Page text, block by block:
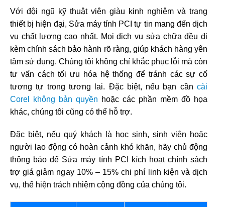
Với đội ngũ kỹ thuật viên giàu kinh nghiệm và trang
thiết bị hiện đại, Sửa máy tính PCI tự tin mang đến dịch
vụ chất lượng cao nhất. Mọi dịch vụ sửa chữa đều đi
kèm chính sách bảo hành rõ ràng, giúp khách hàng yên
tâm sử dụng. Chúng tôi không chỉ khắc phục lỗi mà còn
tư vấn cách tối ưu hóa hệ thống để tránh các sự cố
tương tự trong tương lai. Đặc biệt, nếu bạn cần cài
Corel không bản quyền hoặc các phần mềm đồ họa
khác, chúng tôi cũng có thể hỗ trợ.
Đặc biệt, nếu quý khách là học sinh, sinh viên hoặc
người lao động có hoàn cảnh khó khăn, hãy chủ động
thông báo để Sửa máy tính PCI kích hoạt chính sách
trợ giá giảm ngay 10% – 15% chi phí linh kiện và dịch
vụ, thể hiện trách nhiệm cộng đồng của chúng tôi.